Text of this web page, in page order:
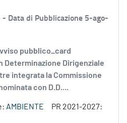
- Data di Pubblicazione 5-ago-
pubblico_card
Determinazione Dirigenziale
integrata la Commissione
con D.D....
AMBIENTE
PR 2021-2027: